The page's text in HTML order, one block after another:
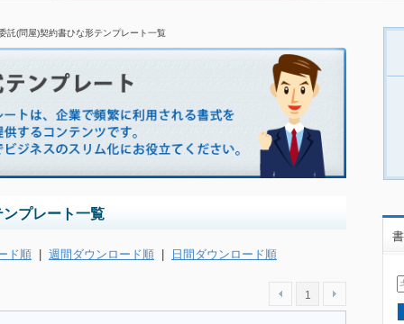
託(問屋)契約書ひな形テンプレート一覧
プレート一覧
ド順 | 週間ダウンロード順 | 日間ダウンロード順
1